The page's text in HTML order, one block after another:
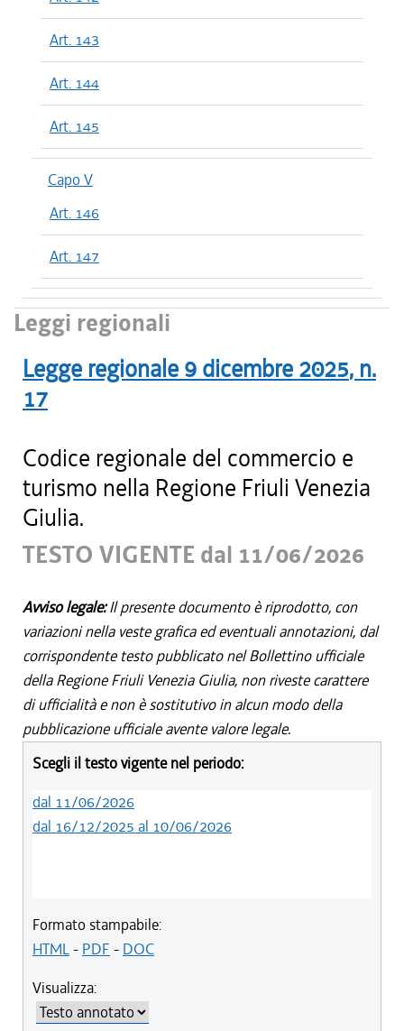
Art. 143
Art. 144
Art. 145
Capo V
Art. 146
Art. 147
Leggi regionali
Legge regionale 9 dicembre 2025, n.
17
Codice regionale del commercio e
turismo nella Regione Friuli Venezia
Giulia.
TESTO VIGENTE dal 11/06/2026
Avviso legale:Il presente documento è riprodotto, con
variazioni nella veste grafica ed eventuali annotazioni, dal
corrispondente testo pubblicato nel Bollettino ufficiale
della Regione Friuli Venezia Giulia, non riveste carattere
di ufficialità e non è sostitutivo in alcun modo della
pubblicazione ufficiale avente valore legale.
Scegli il testo vigente nel periodo:
dal 11/06/2026
dal 16/12/2025 al 10/06/2026
Formato stampabile:
HTML- PDF - DOC
Visualizza: